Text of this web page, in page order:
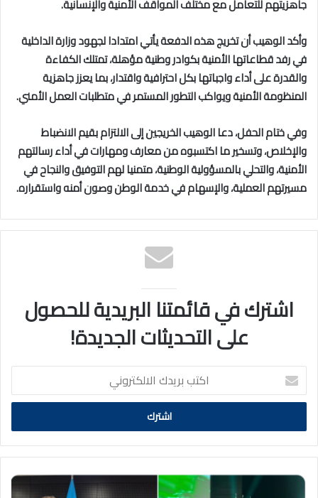
جاهزيتهم للتعامل مع مختلف المواقف الأمنية والإنسانية.
وأكد الوهيب أن تخريج هذه الدفعة يأتي امتدادا لجهود وزارة الداخلية
في رفد قطاعاتها الأمنية بكوادر وطنية مؤهلة، تمتلك الكفاءة
والقدرة على أداء واجباتها بكل احترافية واقتدار، بما يعزز جاهزية
المنظومة الأمنية ويواكب التطور المستمر في متطلبات العمل الأمني.
وفي ختام الحفل، دعا الوهيب الخريجين إلى الالتزام بقيم الانضباط
والإخلاص، وتسخير ما اكتسبوه من معارف ومهارات في أداء رسالتهم
الأمنية، والتحلي بالمسؤولية الوطنية، متمنيا لهم التوفيق والنجاح في
مسيرتهم العملية، والإسهام في خدمة الوطن وصون أمنه واستقراره.
اشترك في قائمتنا البريدية للحصول
على التحديثات الجديدة!
اكتب
بريدك
الالكتروني
رئيس